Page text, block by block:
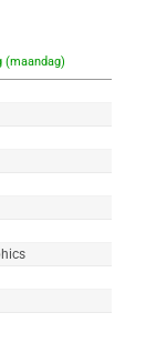
(maandag)